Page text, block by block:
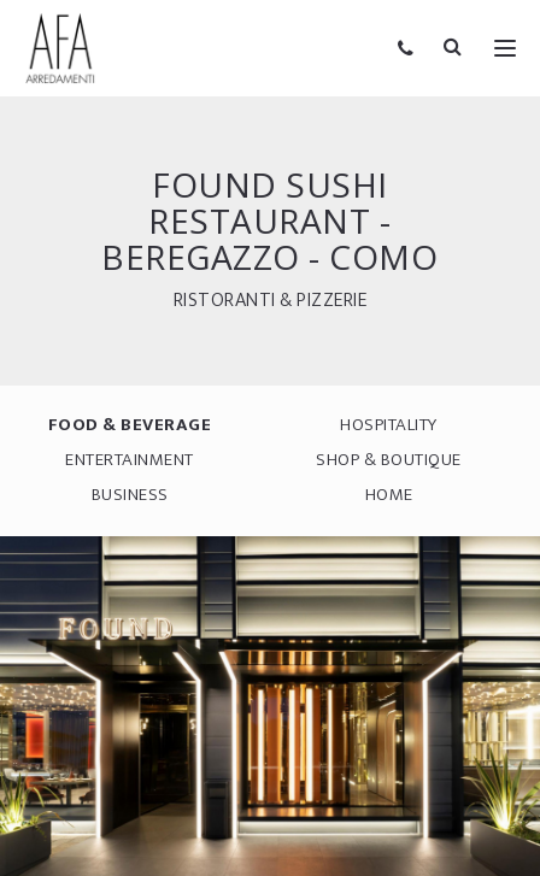
FOUND SUSHI
RESTAURANT -
BEREGAZZO - COMO
RISTORANTI & PIZZERIE
FOOD & BEVERAGE
HOSPITALITY
ENTERTAINMENT
SHOP & BOUTIQUE
BUSINESS
HOME